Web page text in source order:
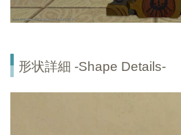
形状詳細 -Shape Details-